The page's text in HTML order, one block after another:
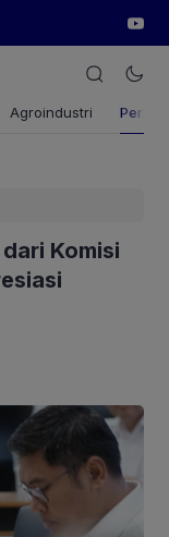
Agroindustri
Komisi